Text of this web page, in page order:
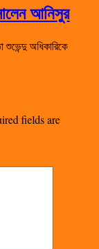
আনিসুর
শুভেন্দু অধিকারিকে
fields are